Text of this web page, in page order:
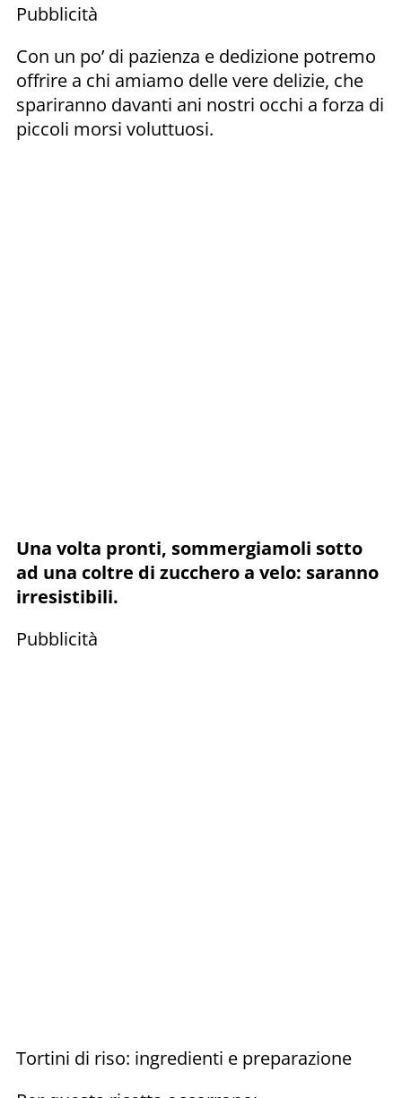
Pubblicità
Con un po’ di pazienza e dedizione potremo
offrire a chi amiamo delle vere delizie, che
spariranno davanti ani nostri occhi a forza di
piccoli morsi voluttuosi.
Una volta pronti, sommergiamoli sotto
ad una coltre di zucchero a velo: saranno
irresistibili.
Pubblicità
Tortini di riso: ingredienti e preparazione